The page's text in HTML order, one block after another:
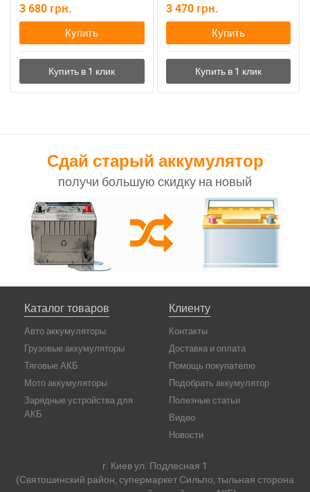
3 680 грн.
Купить
3 470 грн.
Купить
Сдай старый аккумулятор
получи большую скидку на новый
Каталог товаров
Авто аккумуляторы
Грузовые аккумуляторы
Тяговые АКБ
Мото аккумуляторы
Зарядные устройства для
АКБ
Клиенту
Контакты
Доставка и оплата
Помощь покупателю
Подобрать аккумулятор
Полезные статьи
Видео
Новости
г. Киев ул. Подлесная 1
(Святошинский район, супермаркет Сильпо, тыльная сторона